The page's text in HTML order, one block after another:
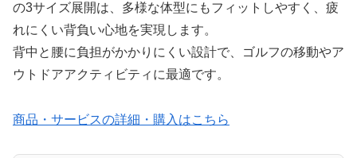
の3サイズ展開は、多様な体型にもフィットしやすく、疲
れにくい背負い心地を実現します。
背中と腰に負担がかかりにくい設計で、ゴルフの移動やア
ウトドアアクティビティに最適です。
商品・サービスの詳細・購入はこちら